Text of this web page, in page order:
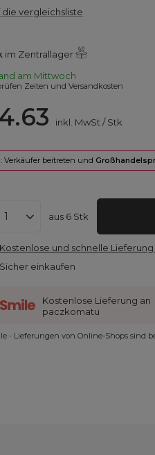
die vergleichsliste
im Zentrallager
am Mittwoch
Zeiten und Versandkosten
inkl. MwSt /Stk
: Verkäufer beitreten und
aus 6 Stk
Kostenlose und schnelle Lieferung
Sicher einkaufen
Kostenlose Lieferung an
paczkomatu
- Lieferungen von Online-Shops sind